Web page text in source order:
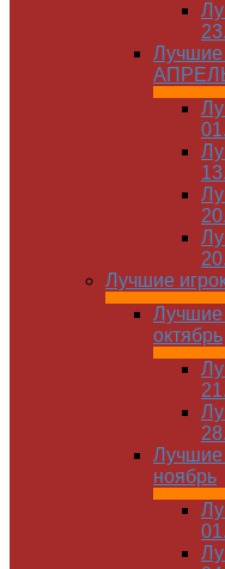
Лучшие
Лучшие
Лучшие
октябрь
Лучшие
ноябрь